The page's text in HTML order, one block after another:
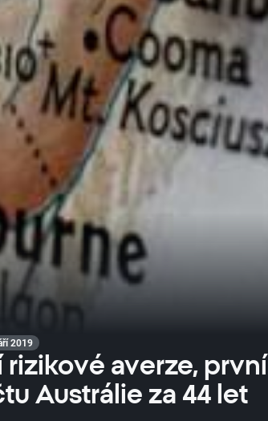
2019
averze, první
Austrálie za 44 let